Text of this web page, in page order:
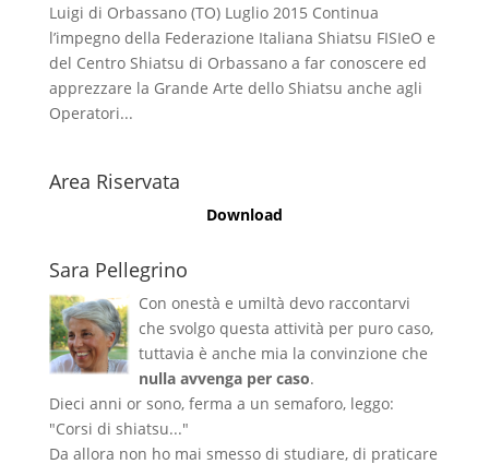
Luigi di Orbassano (TO) Luglio 2015 Continua
l’impegno della Federazione Italiana Shiatsu FISIeO e
del Centro Shiatsu di Orbassano a far conoscere ed
apprezzare la Grande Arte dello Shiatsu anche agli
Operatori...
Area Riservata
Download
Sara Pellegrino
Con onestà e umiltà devo raccontarvi
che svolgo questa attività per puro caso,
tuttavia è anche mia la convinzione che
nulla avvenga per caso.
Dieci anni or sono, ferma a un semaforo, leggo:
"Corsi di shiatsu..."
Da allora non ho mai smesso di studiare, di praticare